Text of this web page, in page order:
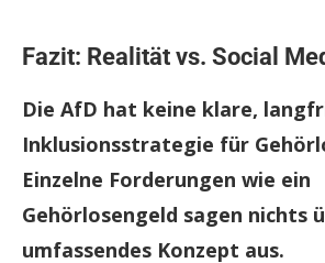
Fazit: Realität vs. Social
Die AfD hat keine klare,
Inklusionsstrategie für
Einzelne Forderungen wie ein
Gehörlosengeld sagen nichts
umfassendes Konzept aus.